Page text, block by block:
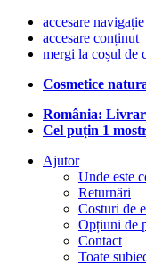
accesare navigație
accesare conținut
mergi la coșul de
Cosmetice
România:
Cel puțin 1
Ajutor
Unde este
Returnări
Costuri de
Opțiuni de
Contact
Toate